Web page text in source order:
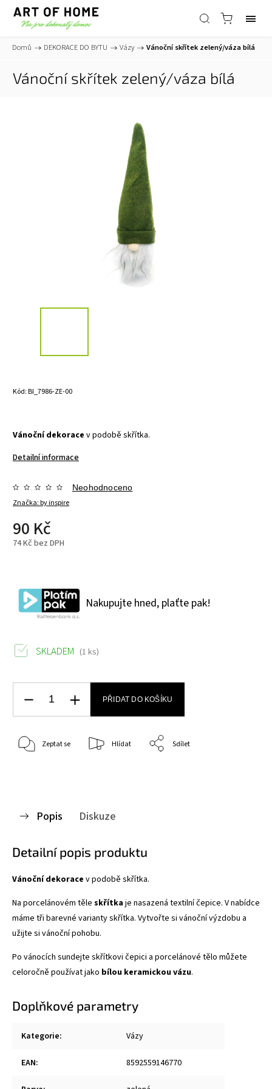
Domů / DEKORACE DO BYTU / Vázy / Vánoční skřítek zelený/váza bílá
Vánoční skřítek zelený/váza bílá
Kód:BI_7986-ZE-00
Vánoční dekorace v podobě skřítka.
Detailní informace
Značka:by inspire
Neohodnoceno
90 Kč
74 Kč bez DPH
Nakupujte hned, plaťte pak!
SKLADEM (1 ks)
PŘIDAT DO KOŠÍKU
Zeptat se Hlídat Sdílet
Popis Diskuze
Detailní popis produktu
Vánoční dekorace v podobě skřítka.
Na porcelánovém těle skřítkaje nasazená textilní čepice. V nabídce
máme tři barevné varianty skřítka. Vytvořte si vánoční výzdobu a
užijte si vánoční pohobu.
Po vánocích sundejte skřítkovi čepici a porcelánové tělo můžete
celoročně používat jako bílou keramickou vázu.
Doplňkové parametry
Kategorie: Vázy
EAN: 8592559146770